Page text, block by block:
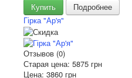
Купить
Подробнее
Гірка "Ар'я"
Отзывов (0)
Старая цена: 5875 грн
Цена: 3860 грн